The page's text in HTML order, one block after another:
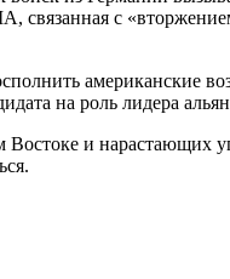
с
американские
на роль лидера
и нарастающих